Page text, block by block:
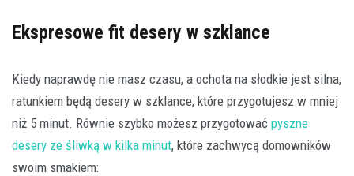
Ekspresowe fit desery w szklance
Kiedy naprawdę nie masz czasu, a ochota na słodkie jest silna,
ratunkiem będą desery w szklance, które przygotujesz w mniej
niż 5 minut. Równie szybko możesz przygotować pyszne
desery ze śliwką w kilka minut, które zachwycą domowników
swoim smakiem: